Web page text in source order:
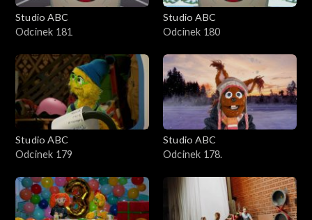
Studio ABC
Odcinek 181
Studio ABC
Odcinek 180
Studio ABC
Odcinek 179
Studio ABC
Odcinek 178.